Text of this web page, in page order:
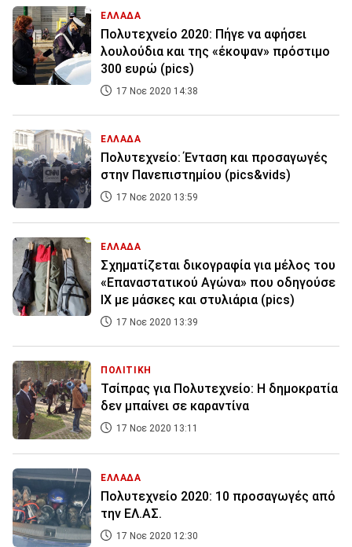
ΕΛΛΑΔΑ
Πολυτεχνείο 2020: Πήγε να αφήσει
λουλούδια και της «έκοψαν» πρόστιμο
300 ευρώ (pics)
17 Νοε 2020 14:38
ΕΛΛΑΔΑ
Πολυτεχνείο: Ένταση και προσαγωγές
στην Πανεπιστημίου (pics&vids)
17 Νοε 2020 13:59
ΕΛΛΑΔΑ
Σχηματίζεται δικογραφία για μέλος του
«Επαναστατικού Αγώνα» που οδηγούσε
ΙΧ με μάσκες και στυλιάρια (pics)
17 Νοε 2020 13:39
ΠΟΛΙΤΙΚΗ
Τσίπρας για Πολυτεχνείο: Η δημοκρατία
δεν μπαίνει σε καραντίνα
17 Νοε 2020 13:11
ΕΛΛΑΔΑ
Πολυτεχνείο 2020: 10 προσαγωγές από
την ΕΛ.ΑΣ.
17 Νοε 2020 12:30